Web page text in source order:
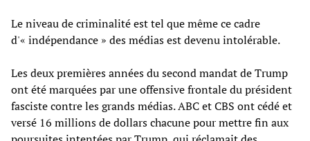
Le niveau de criminalité est tel que même ce cadre
d'« indépendance » des médias est devenu intolérable.
Les deux premières années du second mandat de Trump
ont été marquées par une offensive frontale du président
fasciste contre les grands médias. ABC et CBS ont cédé et
versé 16 millions de dollars chacune pour mettre fin aux